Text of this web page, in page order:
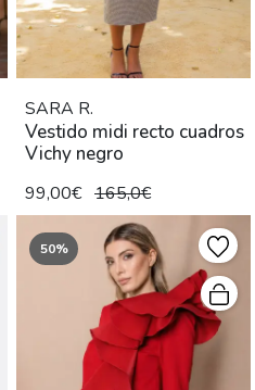
SARA R.
Vestido midi recto cuadros
Vichy negro
99,00€ 165,0€
50%